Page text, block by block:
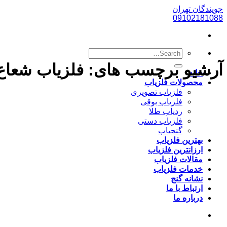
پرش
به
جویندگان تهران
09102181088
خانه
محصولات فلزیاب
فلزیاب تصویری
فلزیاب بوقی
ردیاب طلا
فلزیاب دستی
گنجیاب
بهترین فلزیاب
ارزانترین فلزیاب
مقالات فلزیاب
خدمات فلزیاب
نشانه گنج
ارتباط با ما
درباره ما
آرشیو برچسب های: فلزیاب